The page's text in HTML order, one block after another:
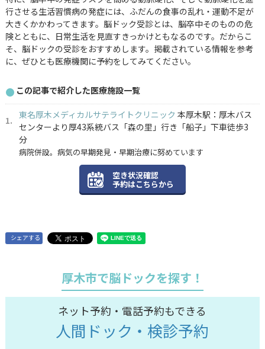
行させる生活習慣病の発症には、ふだんの食事の乱れ・運動不足が
大きくかかわってきます。脳ドック受診とは、脳卒中そのものの危
険とともに、日常生活を見直すきっかけともなるのです。だからこ
そ、脳ドックの受診をおすすめします。掲載されている情報を参考
に、ぜひとも医療機関に予約をしてみてください。
この記事で紹介した医療施設一覧
東名厚木メディカルサテライトクリニック 本厚木駅：厚木バス
センターより厚43系統バス「森の里」行き「船子」下車徒歩3
分
病院併設。病気の早期発見・早期治療に努めています
空き状況確認
予約はこちらから
シェアする
厚木市で脳ドックを探す！
ネット予約・電話予約もできる
人間ドック・検診予約